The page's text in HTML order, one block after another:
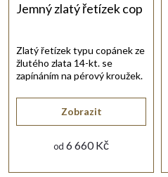
Jemný zlatý řetízek cop
od 6 660 Kč
Zobrazit
Zlatý řetízek typu copánek ze
žlutého zlata 14-kt. se
zapínáním na pérový kroužek.